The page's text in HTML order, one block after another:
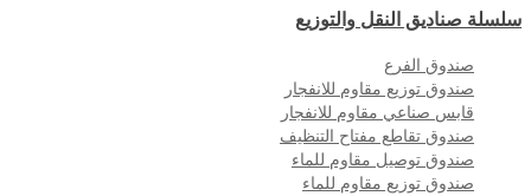
سلسلة صناديق النقل والتوزيع
صندوق الفرع
صندوق توزيع مقاوم للانفجار
قابس صناعي مقاوم للانفجار
صندوق تقاطع مفتاح التنظيف
صندوق توصيل مقاوم للماء
صندوق توزيع مقاوم للماء